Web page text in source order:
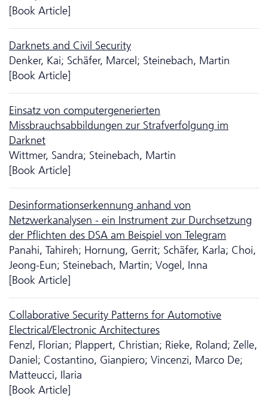
[Book Article]
Darknets and Civil Security
Denker, Kai; Schäfer, Marcel; Steinebach, Martin
[Book Article]
Einsatz von computergenerierten
Missbrauchsabbildungen zur Strafverfolgung im
Darknet
Wittmer, Sandra; Steinebach, Martin
[Book Article]
Desinformationserkennung anhand von
Netzwerkanalysen - ein Instrument zur Durchsetzung
der Pflichten des DSA am Beispiel von Telegram
Panahi, Tahireh; Hornung, Gerrit; Schäfer, Karla; Choi,
Jeong-Eun; Steinebach, Martin; Vogel, Inna
[Book Article]
Collaborative Security Patterns for Automotive
Electrical/Electronic Architectures
Fenzl, Florian; Plappert, Christian; Rieke, Roland; Zelle,
Daniel; Costantino, Gianpiero; Vincenzi, Marco De;
Matteucci, Ilaria
[Book Article]